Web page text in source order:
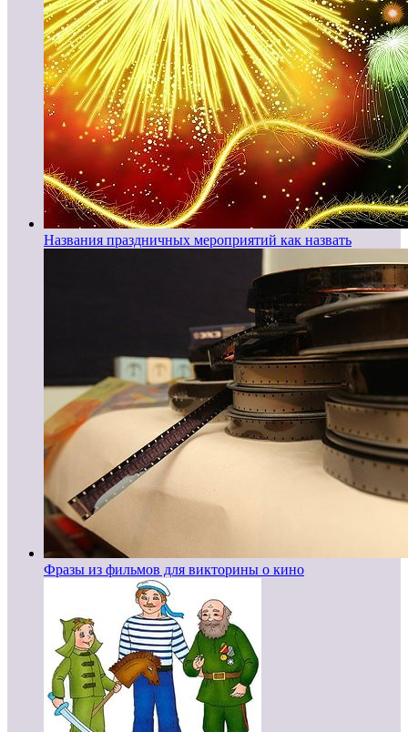
Названия праздничных мероприятий как назвать
Фразы из фильмов для викторины о кино